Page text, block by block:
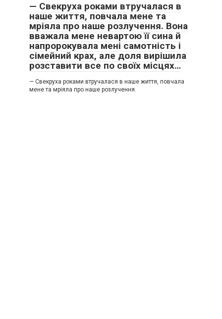
— Свекруха роками втручалася в
наше життя, повчала мене та
мріяла про наше розлучення. Вона
вважала мене невартою її сина й
напророкувала мені самотність і
сімейний крах, але доля вирішила
розставити все по своїх місцях…
— Свекруха роками втручалася в наше життя, повчала
мене та мріяла про наше розлучення.